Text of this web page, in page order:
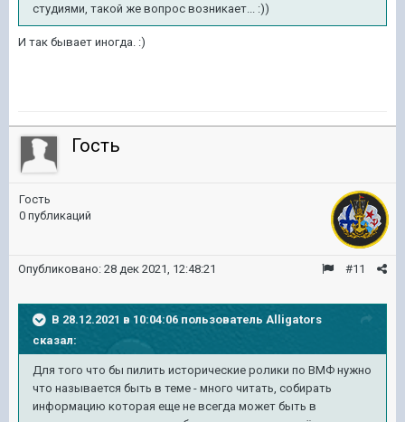
студиями, такой же вопрос возникает... :))
И так бывает иногда. :)
Гость
Гость
0 публикаций
#11
Опубликовано: 28 дек 2021, 12:48:21
В 28.12.2021 в 10:04:06 пользователь Alligators
сказал:
Для того что бы пилить исторические ролики по ВМФ нужно
что называется быть в теме - много читать, собирать
информацию которая еще не всегда может быть в